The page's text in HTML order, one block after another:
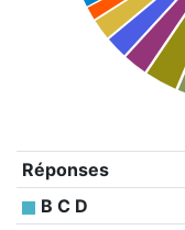
Réponses
B C D